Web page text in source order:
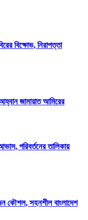
বিক্ষোভ, নিরাপত্তা
জামায়াত আমিরের
পরিবর্তনের তালিকায়
কৌশল, সহনশীল বাংলাদেশ